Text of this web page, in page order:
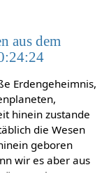
aus dem
Erdengeheimnis,
hinein zustande
die Wesen
geboren
wir es aber aus